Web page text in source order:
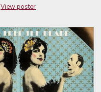
View poster